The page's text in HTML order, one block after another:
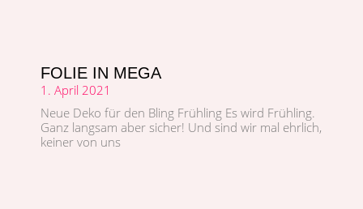
FOLIE IN MEGA
1. April 2021
Neue Deko für den Bling Früh­ling Es wird Früh­ling.
Ganz langsam aber sich­er! Und sind wir mal ehrlich,
kein­er von uns